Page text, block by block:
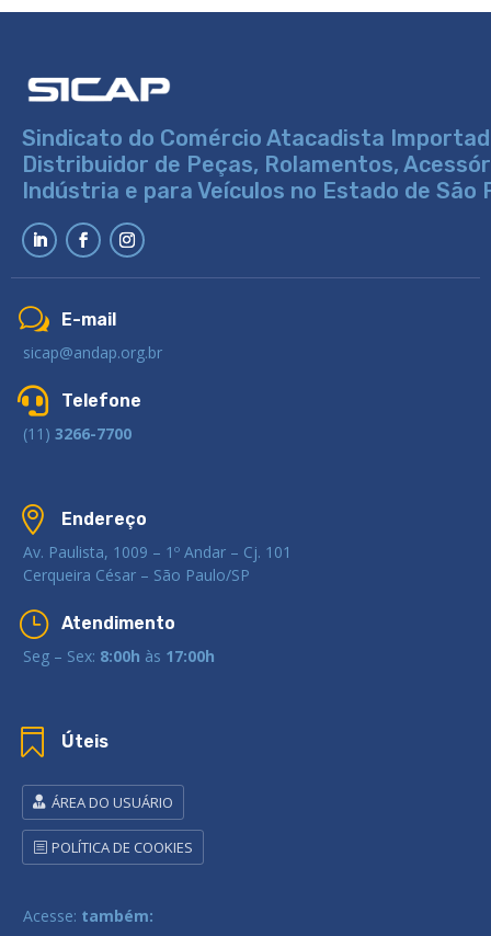
Sindicato do Comércio Atacadista
Distribuidor de Peças, Rolamentos,
Indústria e para Veículos no Estado de São
w
E-mail
sicap@andap.org.br

Telefone
(11) 3266-7700

Endereço
Av. Paulista, 1009 – 1º Andar – Cj. 101
Cerqueira César – São Paulo/SP
}
Atendimento
Seg – Sex: 8:00h às 17:00h
 Úteis
ÁREA DO USUÁRIO
POLÍTICA DE COOKIES
Acesse: também: